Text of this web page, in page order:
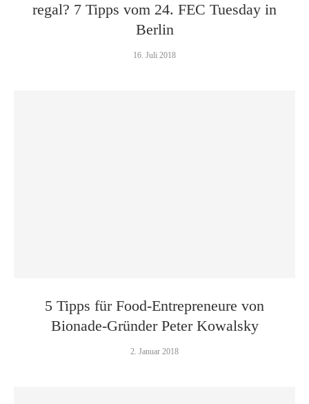
regal? 7 Tipps vom 24. FEC Tuesday in
Berlin
16. Juli 2018
5 Tipps für Food-Entrepreneure von
Bionade-Gründer Peter Kowalsky
2. Januar 2018